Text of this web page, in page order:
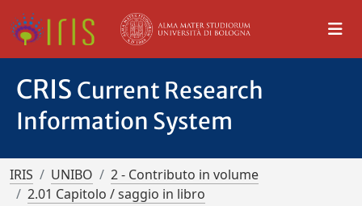
CRIS Current Research
Information System
IRIS UNIBO
2 - Contributo in volume
2.01 Capitolo / saggio in libro